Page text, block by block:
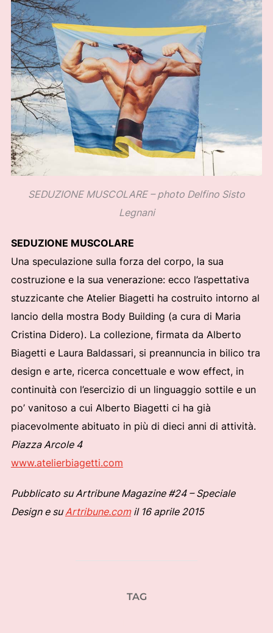
SEDUZIONE MUSCOLARE – photo Delfino Sisto
Legnani
SEDUZIONE MUSCOLARE
Una speculazione sulla forza del corpo, la sua
costruzione e la sua venerazione: ecco l’aspettativa
stuzzicante che Atelier Biagetti ha costruito intorno al
lancio della mostra Body Building (a cura di Maria
Cristina Didero). La collezione, firmata da Alberto
Biagetti e Laura Baldassari, si preannuncia in bilico tra
design e arte, ricerca concettuale e wow effect, in
continuità con l’esercizio di un linguaggio sottile e un
po’ vanitoso a cui Alberto Biagetti ci ha già
piacevolmente abituato in più di dieci anni di attività.
Piazza Arcole 4
www.atelierbiagetti.com
Pubblicato su Artribune Magazine #24 – Speciale
Design e suArtribune.comil 16 aprile 2015
TAG